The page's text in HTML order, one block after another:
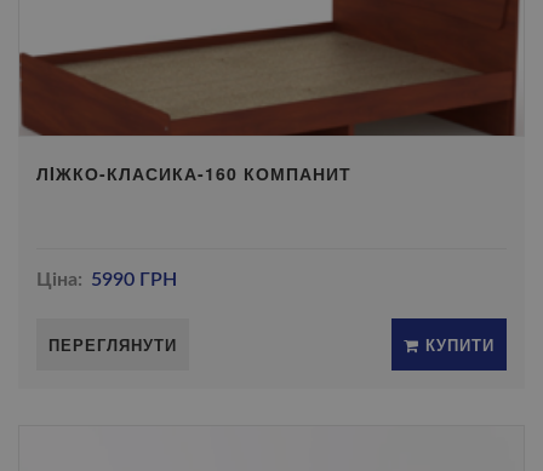
ЛIЖКО-КЛАСИКА-160 КОМПАНИТ
Ціна: 5990 ГРН
ПЕРЕГЛЯНУТИ КУПИТИ